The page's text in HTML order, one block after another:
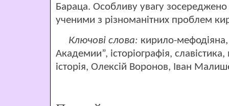
Бараца. Особливу увагу зосереджено
ученими з різноманітних проблем
Ключові слова: кирило-
Академии”, історіографія,
історія, Олексій Воронов, Іван